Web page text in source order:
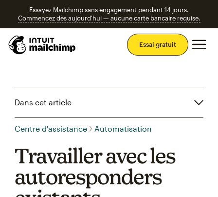
Essayez Mailchimp sans engagement pendant 14 jours.
Commencez dès aujourd'hui — aucune carte bancaire requise.
Essai gratuit
Dans cet article
Centre d'assistance Automatisation
Travailler avec les
autoresponders